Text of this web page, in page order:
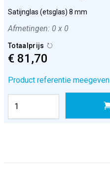
Satijnglas (etsglas) 8 mm
Afmetingen: 0 x 0
Totaalprijs
€ 81,70
Product referentie meegeven